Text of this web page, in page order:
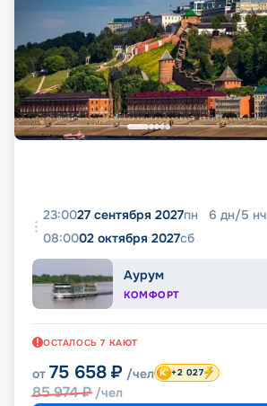
23:0027 сентября 2027пн 6 дн/5 нч
08:0002 октября 2027сб
Аурум
КОМФОРТ
ОСТАЛОСЬ 7 КАЮТ
от 75 658 ₽ /чел
85 974₽ /чел
+2 027